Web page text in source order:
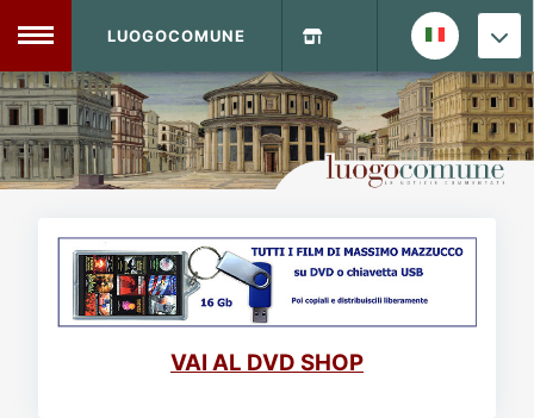
MENU
Home
DVD Shop
Sito
LUOGOCOMUNE
VAI AL DVD SHOP